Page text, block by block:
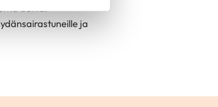
ääniä.
ja